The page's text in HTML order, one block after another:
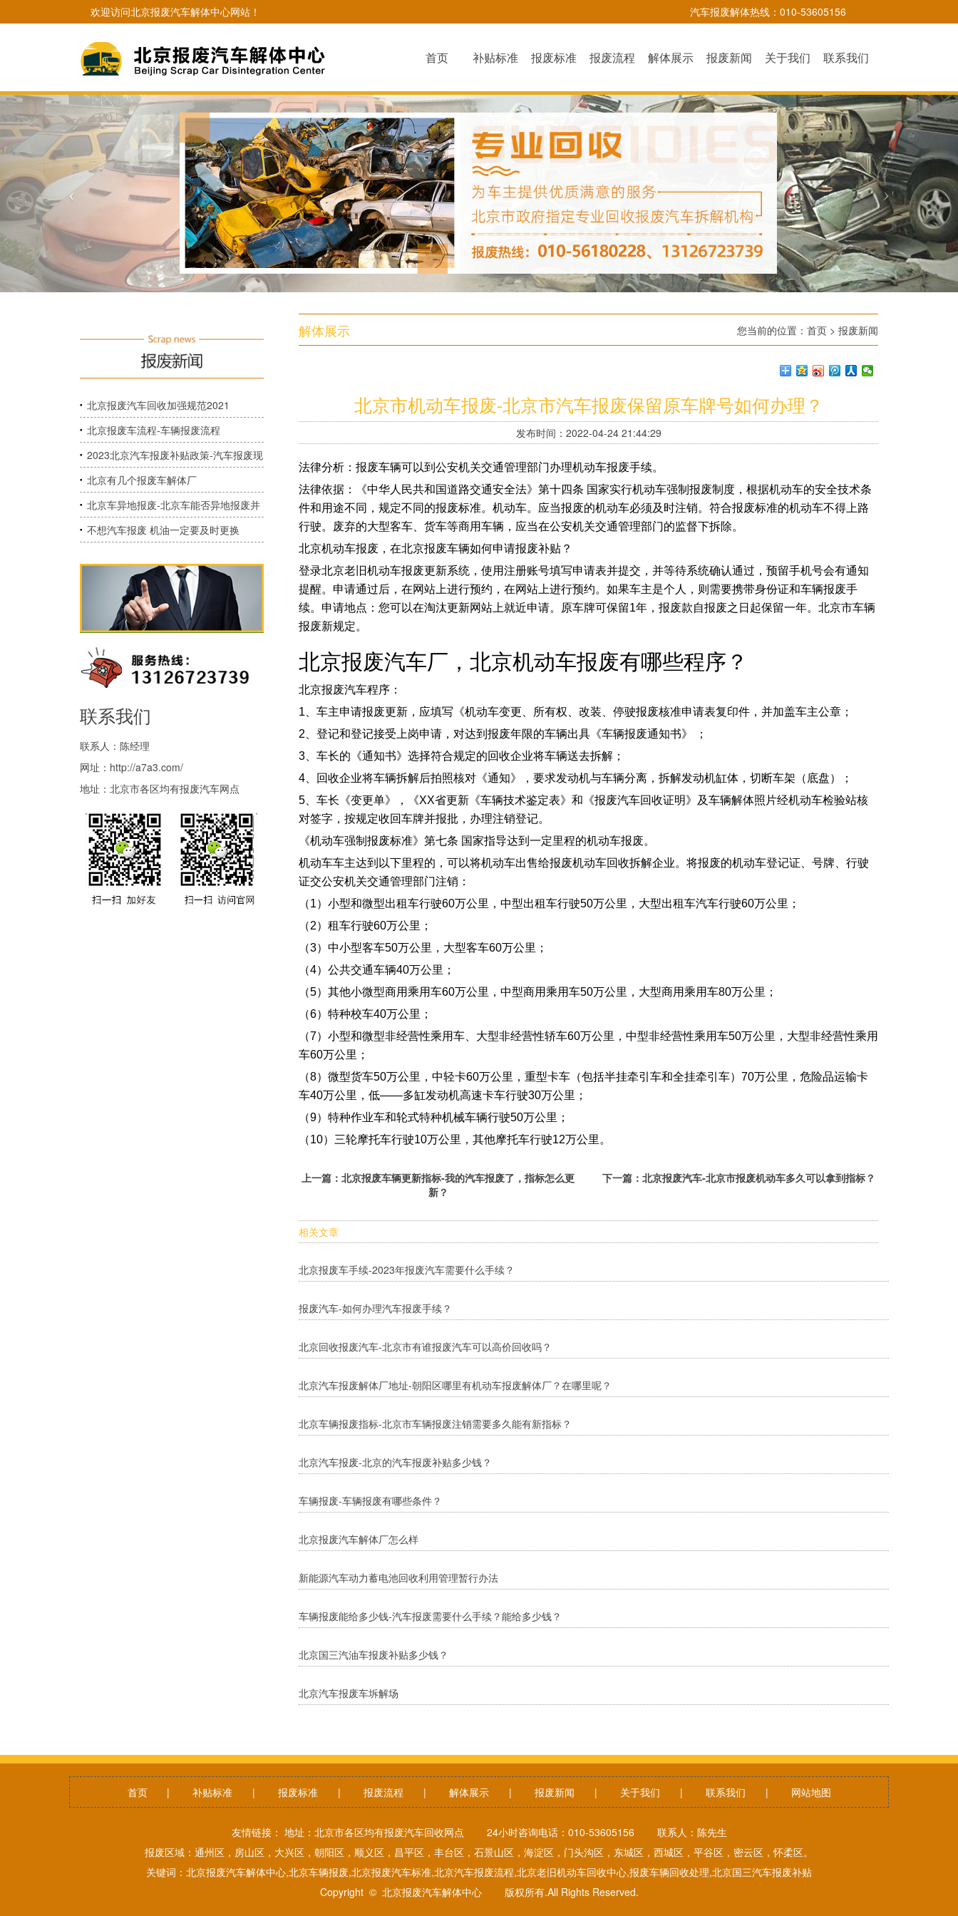
欢迎访问北京报废汽车解体中心网站！ 汽车报废解体热线：010-53605156
首页 补贴标准 报废标准 报废流程 解体展示 报废新闻 关于我们 联系我们
北京报废汽车回收加强规范2021
北京报废车流程-车辆报废流程
2023北京汽车报废补贴政策-汽车报废现
在政府补贴多少？
北京有几个报废车解体厂
北京车异地报废-北京车能否异地报废并
保留购车指标？
不想汽车报废 机油一定要及时更换
联系我们
联系人：陈经理
网址： http://a7a3.com/
地址：北京市各区均有报废汽车网点
解体展示 您当前的位置： 首页 > 报废新闻
北京市机动车报废-北京市汽车报废保留原车牌号如何办理？
发布时间：2022-04-24 21:44:29
法律分析：报废车辆可以到公安机关交通管理部门办理机动车报废手续。
法律依据：《中华人民共和国道路交通安全法》第十四条 国家实行机动车强制报废制度，根据机动车的安全技术条
件和用途不同，规定不同的报废标准。机动车。应当报废的机动车必须及时注销。符合报废标准的机动车不得上路
行驶。废弃的大型客车、货车等商用车辆，应当在公安机关交通管理部门的监督下拆除。
北京机动车报废，在北京报废车辆如何申请报废补贴？
登录北京老旧机动车报废更新系统，使用注册账号填写申请表并提交，并等待系统确认通过，预留手机号会有通知
提醒。申请通过后，在网站上进行预约，在网站上进行预约。如果车主是个人，则需要携带身份证和车辆报废手
续。申请地点：您可以在淘汰更新网站上就近申请。原车牌可保留1年，报废款自报废之日起保留一年。北京市车辆
报废新规定。
北京报废汽车厂，北京机动车报废有哪些程序？
北京报废汽车程序：
1、车主申请报废更新，应填写《机动车变更、所有权、改装、停驶报废核准申请表复印件，并加盖车主公章；
2、登记和登记接受上岗申请，对达到报废年限的车辆出具《车辆报废通知书》 ；
3、车长的《通知书》选择符合规定的回收企业将车辆送去拆解；
4、回收企业将车辆拆解后拍照核对《通知》，要求发动机与车辆分离，拆解发动机缸体，切断车架（底盘）；
5、车长《变更单》，《XX省更新《车辆技术鉴定表》和《报废汽车回收证明》及车辆解体照片经机动车检验站核
对签字，按规定收回车牌并报批，办理注销登记。
《机动车强制报废标准》第七条 国家指导达到一定里程的机动车报废。
机动车车主达到以下里程的，可以将机动车出售给报废机动车回收拆解企业。将报废的机动车登记证、号牌、行驶
证交公安机关交通管理部门注销：
（1）小型和微型出租车行驶60万公里，中型出租车行驶50万公里，大型出租车汽车行驶60万公里；
（2）租车行驶60万公里；
（3）中小型客车50万公里，大型客车60万公里；
（4）公共交通车辆40万公里；
（5）其他小微型商用乘用车60万公里，中型商用乘用车50万公里，大型商用乘用车80万公里；
（6）特种校车40万公里；
（7）小型和微型非经营性乘用车、大型非经营性轿车60万公里，中型非经营性乘用车50万公里，大型非经营性乘用
车60万公里；
（8）微型货车50万公里，中轻卡60万公里，重型卡车（包括半挂牵引车和全挂牵引车）70万公里，危险品运输卡
车40万公里，低——多缸发动机高速卡车行驶30万公里；
（9）特种作业车和轮式特种机械车辆行驶50万公里；
（10）三轮摩托车行驶10万公里，其他摩托车行驶12万公里。
上一篇：北京报废车辆更新指标-我的汽车报废了，指标怎么更
新？
下一篇： 北京报废汽车-北京市报废机动车多久可以拿到指标？
相关文章
北京报废车手续-2023年报废汽车需要什么手续？
报废汽车-如何办理汽车报废手续？
北京回收报废汽车-北京市有谁报废汽车可以高价回收吗？
北京汽车报废解体厂地址-朝阳区哪里有机动车报废解体厂？在哪里呢？
北京车辆报废指标-北京市车辆报废注销需要多久能有新指标？
北京汽车报废-北京的汽车报废补贴多少钱？
车辆报废-车辆报废有哪些条件？
北京报废汽车解体厂怎么样
新能源汽车动力蓄电池回收利用管理暂行办法
车辆报废能给多少钱-汽车报废需要什么手续？能给多少钱？
北京国三汽油车报废补贴多少钱？
北京汽车报废车坼解场
首页 | 补贴标准 | 报废标准 | 报废流程 | 解体展示 | 报废新闻 | 关于我们 | 联系我们 | 网站地图
友情链接： 地址：北京市各区均有报废汽车回收网点 24小时咨询电话：010-53605156 联系人：陈先生
报废区域：通州区，房山区，大兴区，朝阳区，顺义区，昌平区，丰台区，石景山区，海淀区，门头沟区，东城区，西城区，平谷区，密云区，怀柔区。
关键词：北京报废汽车解体中心,北京车辆报废,北京报废汽车标准,北京汽车报废流程,北京老旧机动车回收中心,报废车辆回收处理,北京国三汽车报废补贴
Copyright © 北京报废汽车解体中心 版权所有.All Rights Reserved.